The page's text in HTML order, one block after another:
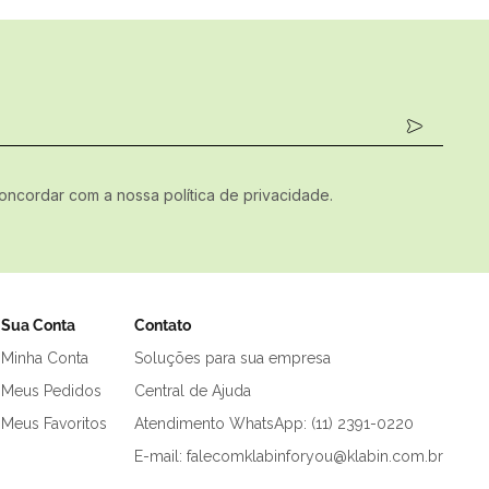
com a nossa política de privacidade.
Sua Conta
Minha Conta
Meus Pedidos
Meus Favoritos
Contato
Soluções para sua empresa
Central de Ajuda
Atendimento WhatsApp: (11) 2391-0220
E-mail: falecomklabinforyou@klabin.com.br